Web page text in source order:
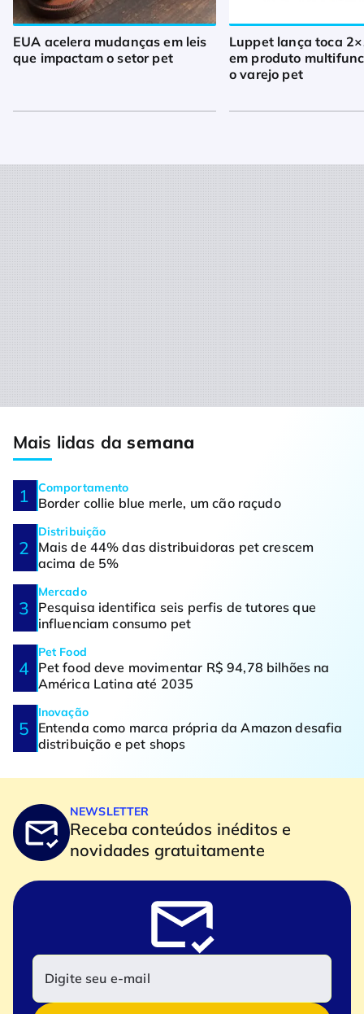
EUA acelera mudanças em leis
que impactam o setor pet
Luppet lança toca
em produto
o varejo pet
Mais lidas dasemana
Comportamento
Border collie blue merle, um cão raçudo
Distribuição
Mais de 44% das distribuidoras pet crescem
acima de 5%
Mercado
Pesquisa identifica seis perfis de tutores que
influenciam consumo pet
Pet Food
Pet food deve movimentar R$ 94,78 bilhões na
América Latina até 2035
Inovação
Entenda como marca própria da Amazon desafia
distribuição e pet shops
NEWSLETTER
Receba conteúdos inéditos e
novidades gratuitamente